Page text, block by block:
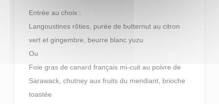
Entrée au choix :
Langoustines rôties, purée de butternut au citron
vert et gingembre, beurre blanc yuzu
Ou
Foie gras de canard français mi-cuit au poivre de
Sarawack, chutney aux fruits du mendiant, brioche
toastée